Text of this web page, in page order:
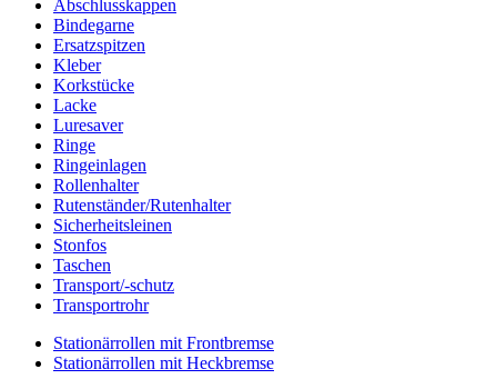
Abschlusskappen
Bindegarne
Ersatzspitzen
Kleber
Korkstücke
Lacke
Luresaver
Ringe
Ringeinlagen
Rollenhalter
Rutenständer/Rutenhalter
Sicherheitsleinen
Stonfos
Taschen
Transport/-schutz
Transportrohr
Stationärrollen mit Frontbremse
Stationärrollen mit Heckbremse